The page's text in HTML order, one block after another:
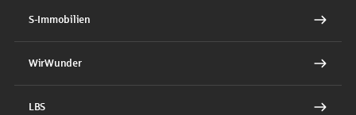
S-Immobilien
WirWunder
LBS